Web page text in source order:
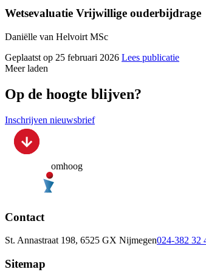
Wetsevaluatie Vrijwillige ouderbijdrage
Daniëlle van Helvoirt MSc
Geplaatst op 25 februari 2026 Lees publicatie
Meer laden
Op de hoogte blijven?
Inschrijven nieuwsbrief
omhoog
Contact
St. Annastraat 198, 6525 GX Nijmegen024-382 32
Sitemap